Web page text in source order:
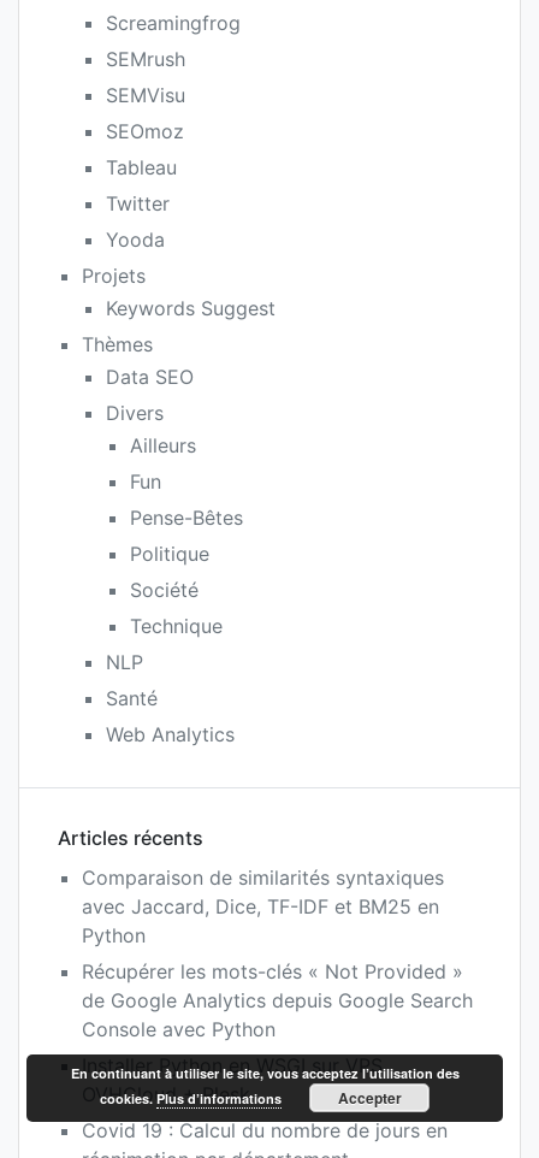
Screamingfrog
SEMrush
SEMVisu
SEOmoz
Tableau
Twitter
Yooda
Projets
Keywords Suggest
Thèmes
Data SEO
Divers
Ailleurs
Fun
Pense-Bêtes
Politique
Société
Technique
NLP
Santé
Web Analytics
Articles récents
Comparaison de similarités syntaxiques
avec Jaccard, Dice, TF-IDF et BM25 en
Python
Récupérer les mots-clés « Not Provided »
de Google Analytics depuis Google Search
Console avec Python
Installer Python en WSGI sur VPS
OVHCloud + Plesk
Covid 19 : Calcul du nombre de jours en
En continuant à utiliser le site, vous acceptez l’utilisation des
cookies.Plus d’informations Accepter